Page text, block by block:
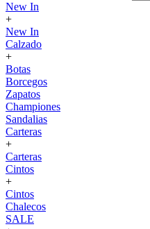
New In
+
New In
Calzado
+
Botas
Borcegos
Zapatos
Championes
Sandalias
Carteras
+
Carteras
Cintos
+
Cintos
Chalecos
SALE